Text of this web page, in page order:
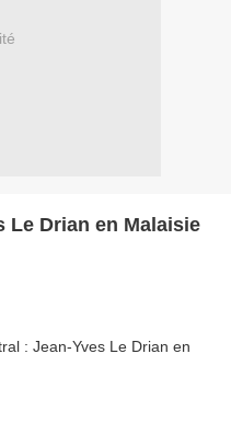
Le Drian en Malaisie